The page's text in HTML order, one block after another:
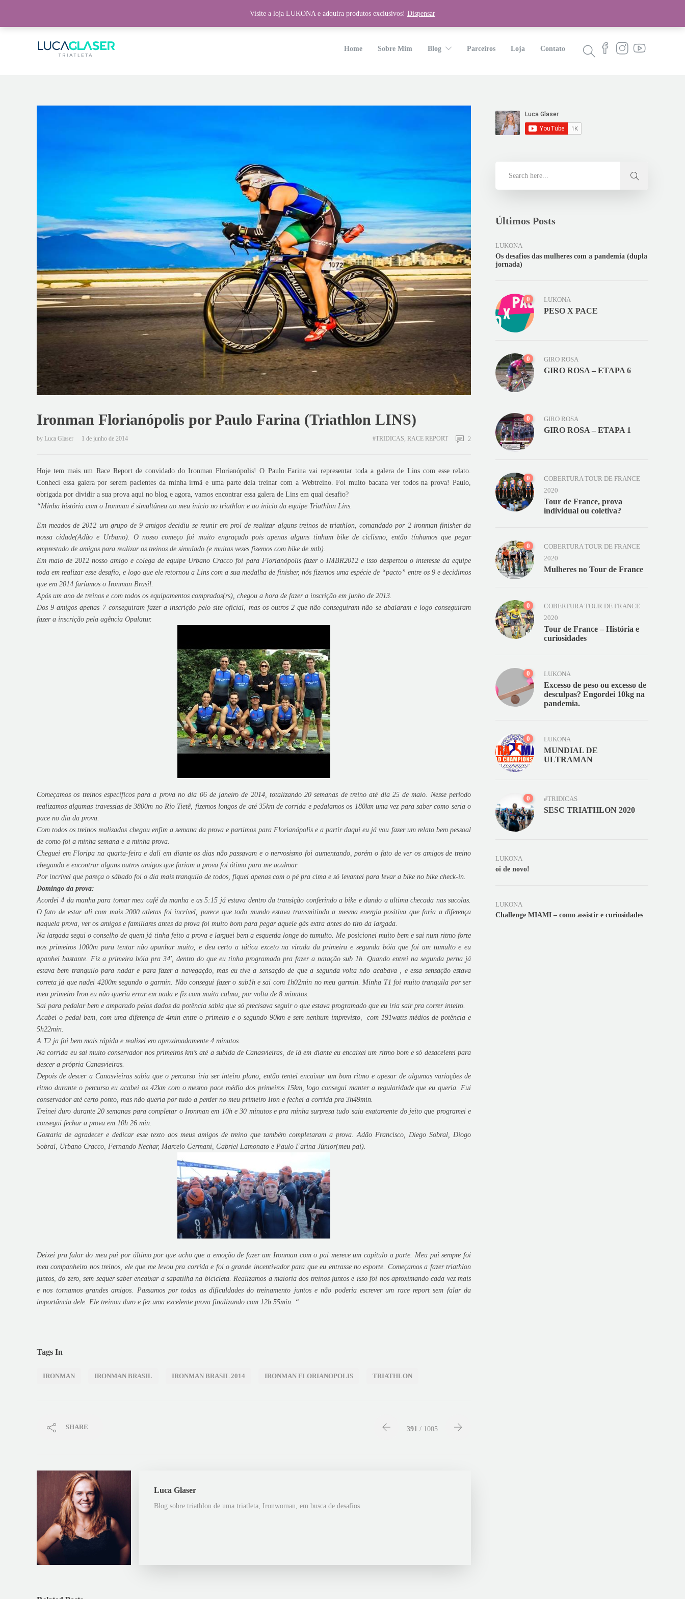
/home/lucaglaser/www/wp-content/plugins/unyson/framework/helpers/general.phpon line1275
Home Sobre Mim Blog Parceiros Loja Contato
Ironman Florianópolis por Paulo Farina (Triathlon LINS)
by Luca Glaser 1 de junho de 2014 #TRIDICAS, RACE REPORT 2
Hoje tem mais um Race Report de convidado do Ironman Florianópolis! O Paulo Farina vai representar toda a galera de Lins com esse relato.
Conheci essa galera por serem pacientes da minha irmã e uma parte dela treinar com a Webtreino. Foi muito bacana ver todos na prova! Paulo,
obrigada por dividir a sua prova aqui no blog e agora, vamos encontrar essa galera de Lins em qual desafio?
“Minha história com o Ironman é simultânea ao meu inicio no triathlon e ao inicio da equipe Triathlon Lins.
Em meados de 2012 um grupo de 9 amigos decidiu se reunir em prol de realizar alguns treinos de triathlon, comandado por 2 ironman finisher da
nossa cidade(Adão e Urbano). O nosso começo foi muito engraçado pois apenas alguns tinham bike de ciclismo, então tínhamos que pegar
emprestado de amigos para realizar os treinos de simulado (e muitas vezes fizemos com bike de mtb).
Em maio de 2012 nosso amigo e colega de equipe Urbano Cracco foi para Florianópolis fazer o IMBR2012 e isso despertou o interesse da equipe
toda em realizar esse desafio, e logo que ele retornou a Lins com a sua medalha de finisher, nós fizemos uma espécie de “pacto” entre os 9 e decidimos
que em 2014 faríamos o Ironman Brasil.
Após um ano de treinos e com todos os equipamentos comprados(rs), chegou a hora de fazer a inscrição em junho de 2013.
Dos 9 amigos apenas 7 conseguiram fazer a inscrição pelo site oficial, mas os outros 2 que não conseguiram não se abalaram e logo conseguiram
fazer a inscrição pela agência Opalatur.
Começamos os treinos específicos para a prova no dia 06 de janeiro de 2014, totalizando 20 semanas de treino até dia 25 de maio. Nesse período
realizamos algumas travessias de 3800m no Rio Tietê, fizemos longos de até 35km de corrida e pedalamos os 180km uma vez para saber como seria o
pace no dia da prova.
Com todos os treinos realizados chegou enfim a semana da prova e partimos para Florianópolis e a partir daqui eu já vou fazer um relato bem pessoal
de como foi a minha semana e a minha prova.
Cheguei em Floripa na quarta-feira e dali em diante os dias não passavam e o nervosismo foi aumentando, porém o fato de ver os amigos de treino
chegando e encontrar alguns outros amigos que fariam a prova foi ótimo para me acalmar.
Por incrível que pareça o sábado foi o dia mais tranquilo de todos, fiquei apenas com o pé pra cima e só levantei para levar a bike no bike check-in.
Domingo da prova:
Acordei 4 da manha para tomar meu café da manha e as 5:15 já estava dentro da transição conferindo a bike e dando a ultima checada nas sacolas.
O fato de estar ali com mais 2000 atletas foi incrível, parece que todo mundo estava transmitindo a mesma energia positiva que faria a diferença
naquela prova, ver os amigos e familiares antes da prova foi muito bom para pegar aquele gás extra antes do tiro da largada.
Na largada segui o conselho de quem já tinha feito a prova e larguei bem a esquerda longe do tumulto. Me posicionei muito bem e sai num ritmo forte
nos primeiros 1000m para tentar não apanhar muito, e deu certo a tática exceto na virada da primeira e segunda bóia que foi um tumulto e eu
apanhei bastante. Fiz a primeira bóia pra 34′, dentro do que eu tinha programado pra fazer a natação sub 1h. Quando entrei na segunda perna já
estava bem tranquilo para nadar e para fazer a navegação, mas eu tive a sensação de que a segunda volta não acabava , e essa sensação estava
correta já que nadei 4200m segundo o garmin. Não consegui fazer o sub1h e sai com 1h02min no meu garmin. Minha T1 foi muito tranquila por ser
meu primeiro Iron eu não queria errar em nada e fiz com muita calma, por volta de 8 minutos.
Sai para pedalar bem e amparado pelos dados da potência sabia que só precisava seguir o que estava programado que eu iria sair pra correr inteiro.
Acabei o pedal bem, com uma diferença de 4min entre o primeiro e o segundo 90km e sem nenhum imprevisto, com 191watts médios de potência e
5h22min.
A T2 ja foi bem mais rápida e realizei em aproximadamente 4 minutos.
Na corrida eu sai muito conservador nos primeiros km’s até a subida de Canasvieiras, de lá em diante eu encaixei um ritmo bom e só desacelerei para
descer a própria Canasvieiras.
Depois de descer a Canasvieiras sabia que o percurso iria ser inteiro plano, então tentei encaixar um bom ritmo e apesar de algumas variações de
ritmo durante o percurso eu acabei os 42km com o mesmo pace médio dos primeiros 15km, logo consegui manter a regularidade que eu queria. Fui
conservador até certo ponto, mas não queria por tudo a perder no meu primeiro Iron e fechei a corrida pra 3h49min.
Treinei duro durante 20 semanas para completar o Ironman em 10h e 30 minutos e pra minha surpresa tudo saiu exatamente do jeito que programei e
consegui fechar a prova em 10h 26 min.
Gostaria de agradecer e dedicar esse texto aos meus amigos de treino que também completaram a prova. Adão Francisco, Diego Sobral, Diogo
Sobral, Urbano Cracco, Fernando Nechar, Marcelo Germani, Gabriel Lamonato e Paulo Farina Júnior(meu pai).
Deixei pra falar do meu pai por último por que acho que a emoção de fazer um Ironman com o pai merece um capitulo a parte. Meu pai sempre foi
meu companheiro nos treinos, ele que me levou pra corrida e foi o grande incentivador para que eu entrasse no esporte. Começamos a fazer triathlon
juntos, do zero, sem sequer saber encaixar a sapatilha na bicicleta. Realizamos a maioria dos treinos juntos e isso foi nos aproximando cada vez mais
e nos tornamos grandes amigos. Passamos por todas as dificuldades do treinamento juntos e não poderia escrever um race report sem falar da
importância dele. Ele treinou duro e fez uma excelente prova finalizando com 12h 55min. “
Tags In
IRONMAN IRONMAN BRASIL IRONMAN BRASIL 2014 IRONMAN FLORIANOPOLIS TRIATHLON
SHARE 391 / 1005
Luca Glaser
Blog sobre triathlon de uma triatleta, Ironwoman, em busca de desafios.
Últimos Posts
LUKONA
Os desafios das mulheres com a pandemia (dupla
jornada)
0 LUKONA
PESO X PACE
0 GIRO ROSA
GIRO ROSA – ETAPA 6
0 GIRO ROSA
GIRO ROSA – ETAPA 1
0
COBERTURA TOUR DE FRANCE
2020
Tour de France, prova
individual ou coletiva?
0
COBERTURA TOUR DE FRANCE
2020
Mulheres no Tour de France
0
COBERTURA TOUR DE FRANCE
2020
Tour de France – História e
curiosidades
0 LUKONA
Excesso de peso ou excesso de
desculpas? Engordei 10kg na
pandemia.
0 LUKONA
MUNDIAL DE
ULTRAMAN
0 #TRIDICAS
SESC TRIATHLON 2020
LUKONA
oi de novo!
LUKONA
Challenge MIAMI – como assistir e curiosidades
Visite a loja LUKONA e adquira produtos exclusivos! Dispensar